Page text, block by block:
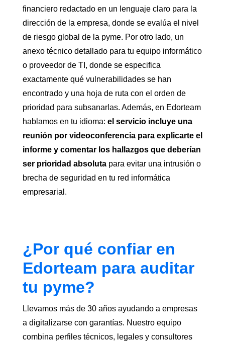
financiero redactado en un lenguaje claro para la
dirección de la empresa, donde se evalúa el nivel
de riesgo global de la pyme. Por otro lado, un
anexo técnico detallado para tu equipo informático
o proveedor de TI, donde se especifica
exactamente qué vulnerabilidades se han
encontrado y una hoja de ruta con el orden de
prioridad para subsanarlas. Además, en Edorteam
hablamos en tu idioma: el servicio incluye una
reunión por videoconferencia para explicarte el
informe y comentar los hallazgos que deberían
ser prioridad absolutapara evitar una intrusión o
brecha de seguridad en tu red informática
empresarial.
¿Por qué confiar en
Edorteam para auditar
tu pyme?
Llevamos más de 30 años ayudando a empresas
a digitalizarse con garantías. Nuestro equipo
combina perfiles técnicos, legales y consultores